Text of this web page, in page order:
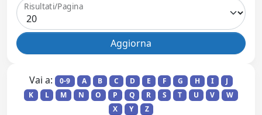
Risultati/Pagina
Vai a: 0-9 A B C D E F G H I
J
K
L M N O P Q R S T U V
W
X
Y Z